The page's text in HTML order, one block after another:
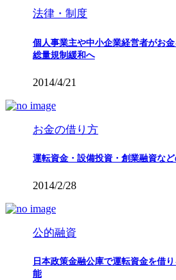
法律・制度
個人事業主や中小企業経営者がお
総量規制緩和へ
2014/4/21
お金の借り方
運転資金・設備投資・創業融資な
2014/2/28
公的融資
日本政策金融公庫で運転資金を借
能